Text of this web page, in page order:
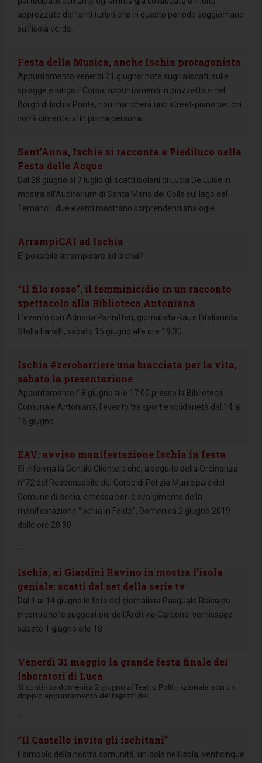
apprezzato dai tanti turisti che in questo periodo soggiornano
sull’isola verde.
Festa della Musica, anche Ischia protagonista
Appuntamento venerdì 21 giugno: note sugli aliscafi, sulle
spiagge e lungo il Corso, appuntamenti in piazzetta e nel
Borgo di Ischia Ponte, non mancherà uno street-piano per chi
vorrà cimentarsi in prima persona.
Sant’Anna, Ischia si racconta a Piediluco nella
Festa delle Acque
Dal 28 giugno al 7 luglio gli scatti isolani di Lucia De Luise in
mostra all’Auditorium di Santa Maria del Colle sul lago del
Ternano: i due eventi mostrano sorprendenti analogie.
ArrampiCAI ad Ischia
E’ possibile arrampicare ad Ischia?
“Il filo rosso”, il femminicidio in un racconto
spettacolo alla Biblioteca Antoniana
L’evento con Adriana Pannitteri, giornalista Rai, e l’italianista
Stella Fanelli, sabato 15 giugno alle ore 19:30
Ischia #zerobarriere una bracciata per la vita,
sabato la presentazione
Appuntamento l’ 8 giugno alle 17:00 presso la Biblioteca
Comunale Antoniana, l’evento tra sport e solidarietà dal 14 al
16 giugno
EAV: avviso manifestazione Ischia in festa
Si informa la Gentile Clientela che, a seguito della Ordinanza
n°72 del Responsabile del Corpo di Polizia Municipale del
Comune di Ischia, emessa per lo svolgimento della
manifestazione “Ischia in Festa”, Domenica 2 giugno 2019
dalle ore 20.30
Ischia, ai Giardini Ravino in mostra l’isola
geniale: scatti dal set della serie tv
Dal 1 al 14 giugno le foto del giornalista Pasquale Raicaldo
incontrano le suggestioni dell’Archivio Carbone: vernissage
sabato 1 giugno alle 18
Venerdì 31 maggio la grande festa finale dei
laboratori di Luca
SI continua domenica 2 giugno al Teatro Polifunzionale con un
doppio appuntamento dei ragazzi del
...
“Il Castello invita gli ischitani”
Il simbolo della nostra comunità, un’isola nell’isola, venticinque